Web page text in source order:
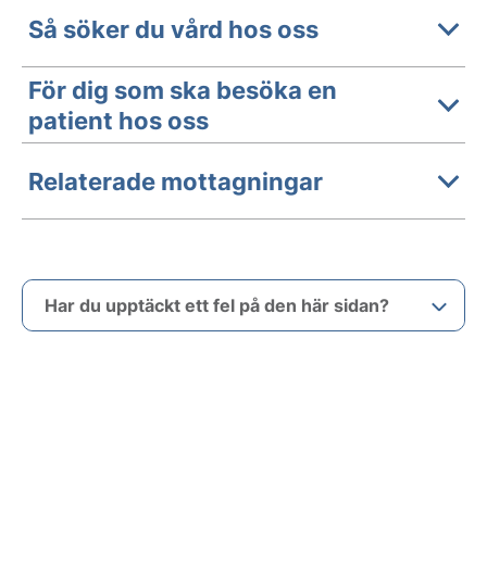
Så söker du vård hos oss
För dig som ska besöka en
patient hos oss
Relaterade mottagningar
Har du upptäckt ett fel på den här sidan?